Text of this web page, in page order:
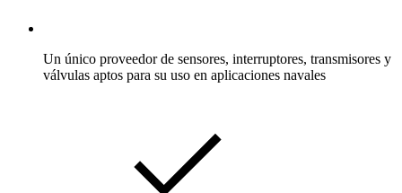
Un único proveedor de sensores, interruptores, transmisores y
válvulas aptos para su uso en aplicaciones navales